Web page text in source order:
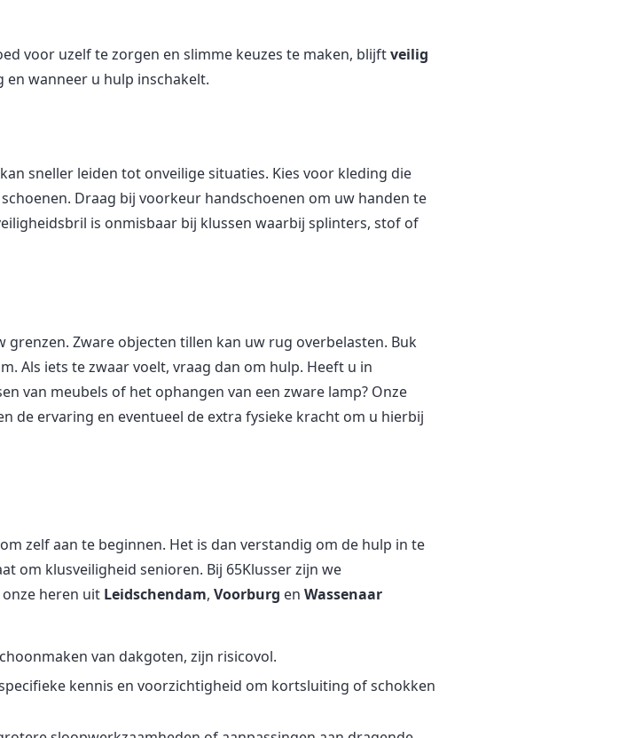
voor uzelf te zorgen en slimme keuzes te maken, blijftveilig
wanneer u hulp inschakelt.
sneller leiden tot onveilige situaties. Kies voor kleding die
Draag bij voorkeur handschoenen om uw handen te
is onmisbaar bij klussen waarbij splinters, stof of
Zware objecten tillen kan uw rug overbelasten. Buk
Als iets te zwaar voelt, vraag dan om hulp. Heeft u in
van meubels of het ophangen van een zware lamp? Onze
de ervaring en eventueel de extra fysieke kracht om u hierbij
zelf aan te beginnen. Het is dan verstandig om de hulp in te
om klusveiligheid senioren. Bij 65Klusser zijn we
heren uit Leidschendam, Voorburg en Wassenaar
van dakgoten, zijn risicovol.
kennis en voorzichtigheid om kortsluiting of schokken